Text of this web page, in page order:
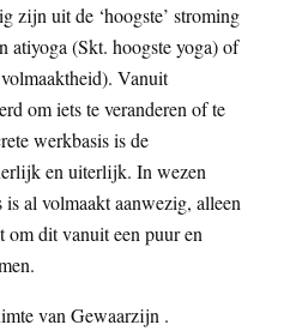
zijn uit de ‘hoogste’ stroming
atiyoga (Skt. hoogste yoga) of
Vanuit
om iets te veranderen of te
werkbasis is de
en uiterlijk. In wezen
al volmaakt aanwezig, alleen
dit vanuit een puur en
van Gewaarzijn .